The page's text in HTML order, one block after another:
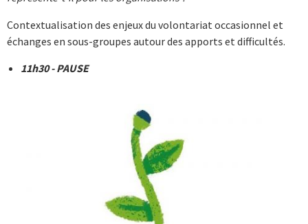
Contextualisation des enjeux du volontariat occasionnel et
échanges en sous-groupes autour des apports et difficultés.
11h30 - PAUSE